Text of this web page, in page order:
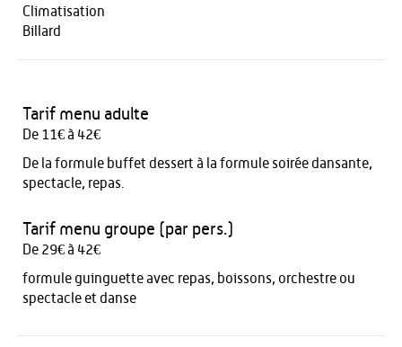
Climatisation
Billard
Tarif menu adulte
De 11€ à 42€
De la formule buffet dessert à la formule soirée dansante,
spectacle, repas.
Tarif menu groupe (par pers.)
De 29€ à 42€
formule guinguette avec repas, boissons, orchestre ou
spectacle et danse